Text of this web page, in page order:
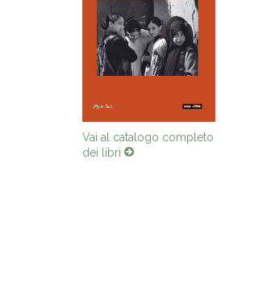
Vai al catalogo completo
dei libri